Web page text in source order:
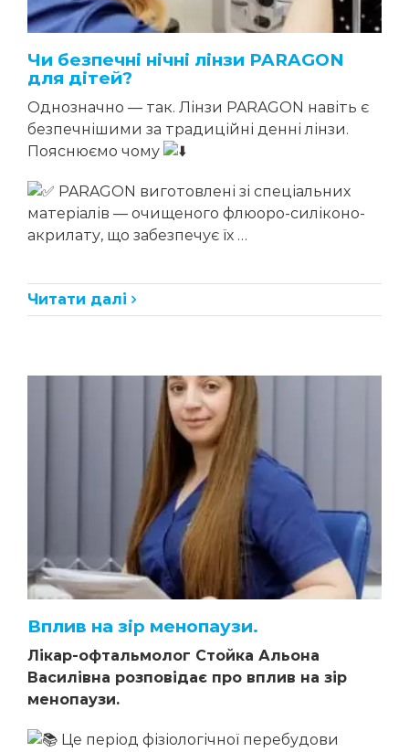
Молошій Володимир Васильович
Чучка Ольга Іванівна
Бора Катерина Василівна
Жабоєдов Дмитро Геннадійович
Луп’як Аліна Дмитрівна
Мазур Євгенія Василівна
Супік Марина Станіславівна
Кондратенко Наталія Геннадіївна
Мушак Іванна Іванівна
Мельник Марина Володимирівна
Стойка Альона Василівна
Косоокість
Короткозорість
Чи безпечні нічні лінзи PARAGON
для дітей?
Однозначно — так. Лінзи PARAGON навіть є
безпечнішими за традиційні денні лінзи.
Пояснюємо чому
PARAGON виготовлені зі спеціальних
матеріалів — очищеного флюоро-силіконо-
акрилату, що забезпечує їх …
Читати далі
Вплив на зір менопаузи.
Лікар-офтальмолог Стойка Альона
Василівна розповідає про вплив на зір
менопаузи.
Це період фізіологічної перебудови